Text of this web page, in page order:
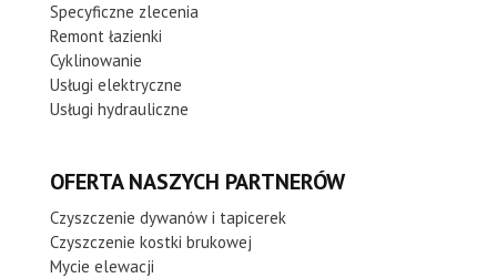
Specyficzne zlecenia
Remont łazienki
Cyklinowanie
Usługi elektryczne
Usługi hydrauliczne
OFERTA NASZYCH PARTNERÓW
Czyszczenie dywanów i tapicerek
Czyszczenie kostki brukowej
Mycie elewacji